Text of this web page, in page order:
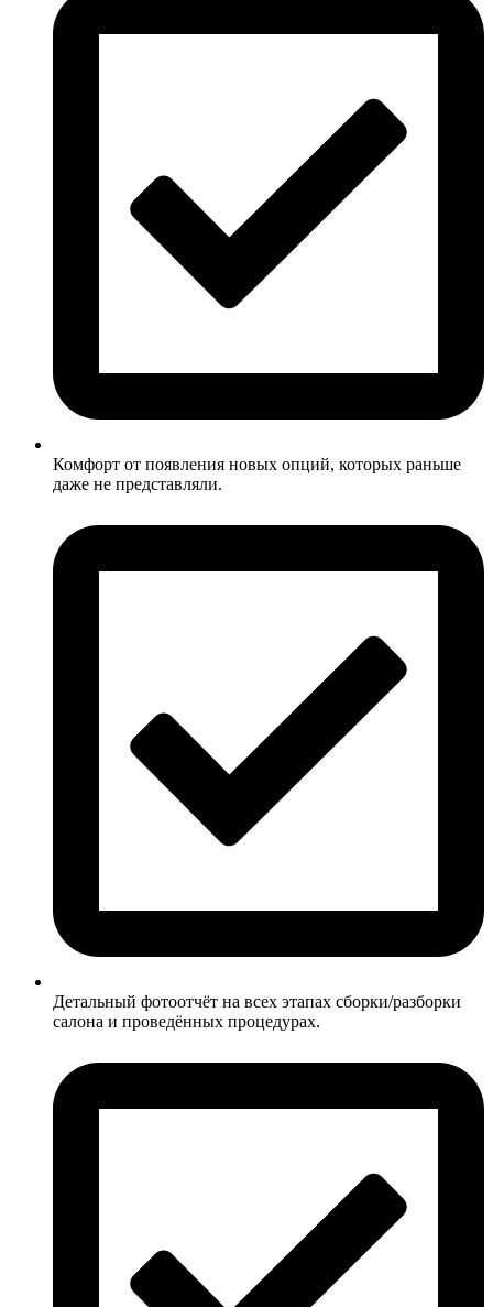
Комфорт от появления новых опций, которых раньше
даже не представляли.
Детальный фотоотчёт на всех этапах сборки/разборки
салона и проведённых процедурах.